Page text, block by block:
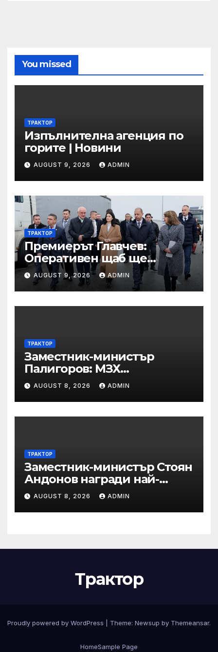
You missed
ТРАКТОР
Изпълнителна агенция по
горите | Новини
AUGUST 9, 2026 ADMIN
ТРАКТОР
Премиерът Главчев:
Оперативен щаб ще
реорганизира структурите
по границата, за да сме
готови за Шенген
AUGUST 9, 2026 ADMIN
ТРАКТОР
Заместник-министър
Палигоров: МЗХ
предприема комплекс от
мерки за възстановяване
на горите от съхненето и на
полезащитните пояси в
AUGUST 8, 2026 ADMIN
ТРАКТОР
Заместник-министър Стоян
Андонов награди най-
заслужилите спортисти на
ОСК “Левски”
AUGUST 8, 2026 ADMIN
Трактор
Proudly powered by WordPress Theme: Newsup by Themeansar.
HomeSample Page